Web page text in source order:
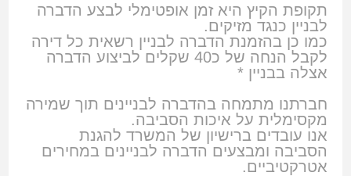
תקופת הקיץ היא זמן אופטימלי לבצע הדברה
לבניין כנגד מזיקים.
כמו כן בהזמנת הדברה לבניין רשאית כל דירה
לקבל הנחה של כ40 שקלים לביצוע הדברה
אצלה בבניין *
חברתנו מתמחה בהדברה לבניינים תוך שמירה
מקסימלית על איכות הסביבה.
אנו עובדים ברישיון של המשרד להגנת
הסביבה ומבצעים הדברה לבניינים במחירים
אטרקטיביים.